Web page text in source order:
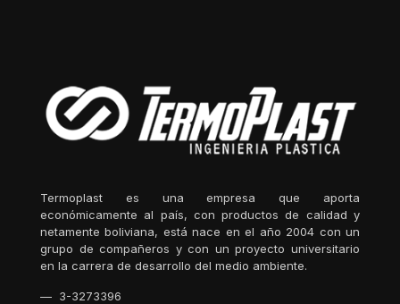
Termoplast es una empresa que aporta
económicamente al país, con productos de calidad y
netamente boliviana, está nace en el año 2004 con un
grupo de compañeros y con un proyecto universitario
en la carrera de desarrollo del medio ambiente.
— 3-3273396